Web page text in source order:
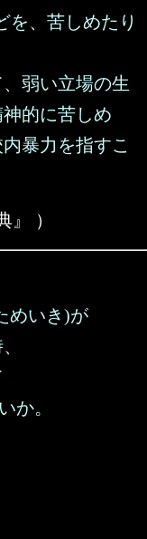
を、苦しめたり
、弱い立場の生
的に苦しめ
暴力を指すこ
』 ）
めいき)が
か。